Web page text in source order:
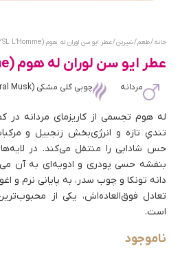
خانه/طعم/شیرین/ عطر ایو سن لوران له هوم (YSL L’Homme)
عطر ایو سن لوران له هوم (YSL L’Homme)
مردانه چوبی گلی مشکی (Woody Floral Musk)
له هوم تجسمی از کاریزمای مردانه در
تندیِ تازه و انرژی‌بخش زنجبیل و
حس شادابی را منتقل می‌کند. در
بنفشه حسی پودری و ادویه‌ای به آن
دانه تونکا و چوب سدر، به پایانی نرم و
تعادل فوق‌العاده‌اش، یکی از
است.
ناموجود